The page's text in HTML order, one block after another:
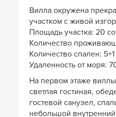
Вилла окружена
участком с живой
Площадь участка: 20
Количество
Количество спален: 5+1
Удаленность от моря:
На первом этаже
светлая гостиная,
гостевой санузел,
небольшой